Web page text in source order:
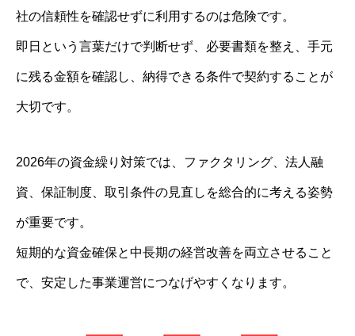
社の信頼性を確認せずに利用するのは危険です。
即日という言葉だけで判断せず、必要書類を整え、手元
に残る金額を確認し、納得できる条件で契約することが
大切です。
2026年の資金繰り対策では、ファクタリング、法人融
資、保証制度、取引条件の見直しを総合的に考える姿勢
が重要です。
短期的な資金確保と中長期の経営改善を両立させること
で、安定した事業運営につなげやすくなります。